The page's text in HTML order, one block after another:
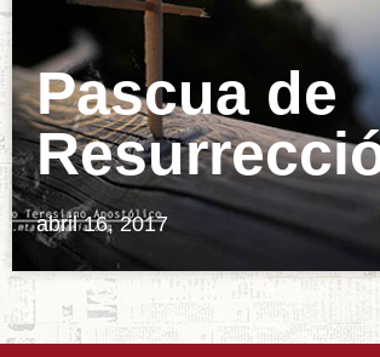
Pascua de
abril 16, 2017